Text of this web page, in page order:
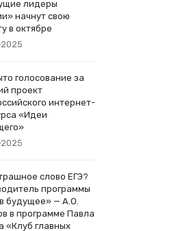
лидеры
начнут свою
в октябре
голосование за
проект
интернет-
«Идеи
слово ЕГЭ?
программы
будущее» — А.О.
в программе Павла
«Клуб главных